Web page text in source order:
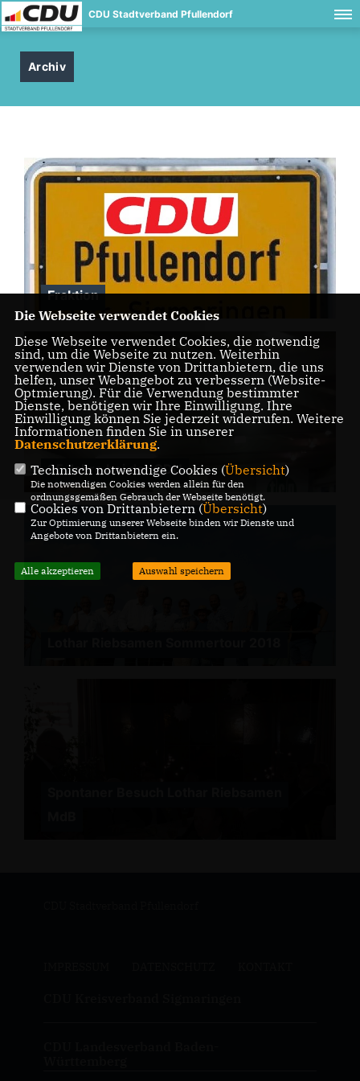
CDU Stadtverband Pfullendorf
Archiv
Fraktion
25 Jahre bei der CDU
Die Webseite verwendet Cookies
Diese Webseite verwendet Cookies, die notwendig
sind, um die Webseite zu nutzen. Weiterhin
verwenden wir Dienste von Drittanbietern, die uns
helfen, unser Webangebot zu verbessern (Website-
Optmierung). Für die Verwendung bestimmter
Dienste, benötigen wir Ihre Einwilligung. Ihre
Einwilligung können Sie jederzeit widerrufen. Weitere
Informationen finden Sie in unserer
Datenschutzerklärung.
Technisch notwendige Cookies (Übersicht)
Die notwendigen Cookies werden allein für den
ordnungsgemäßen Gebrauch der Webseite benötigt.
Cookies von Drittanbietern (Übersicht)
Zur Optimierung unserer Webseite binden wir Dienste und
Angebote von Drittanbietern ein.
Alle akzeptieren Auswahl speichern